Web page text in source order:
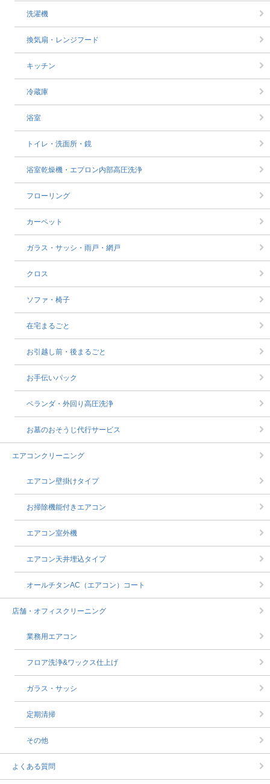
洗濯機
換気扇・レンジフード
キッチン
冷蔵庫
浴室
トイレ・洗面所・鏡
浴室乾燥機・エプロン内部高圧洗浄
フローリング
カーペット
ガラス・サッシ・雨戸・網戸
クロス
ソファ・椅子
在宅まるごと
お引越し前・後まるごと
お手伝いパック
ベランダ・外回り高圧洗浄
お墓のおそうじ代行サービス
エアコンクリーニング
エアコン壁掛けタイプ
お掃除機能付きエアコン
エアコン室外機
エアコン天井埋込タイプ
オールチタンAC（エアコン）コート
店舗・オフィスクリーニング
業務用エアコン
フロア洗浄&ワックス仕上げ
ガラス・サッシ
定期清掃
その他
よくある質問